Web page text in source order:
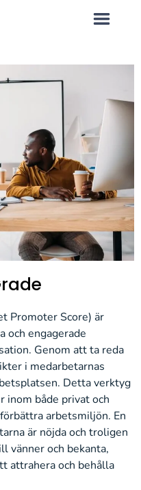
Promoter Score) är
och engagerade
Genom att ta reda
i medarbetarnas
Detta verktyg
inom både privat och
arbetsmiljön. En
är nöjda och troligen
vänner och bekanta,
attrahera och behålla